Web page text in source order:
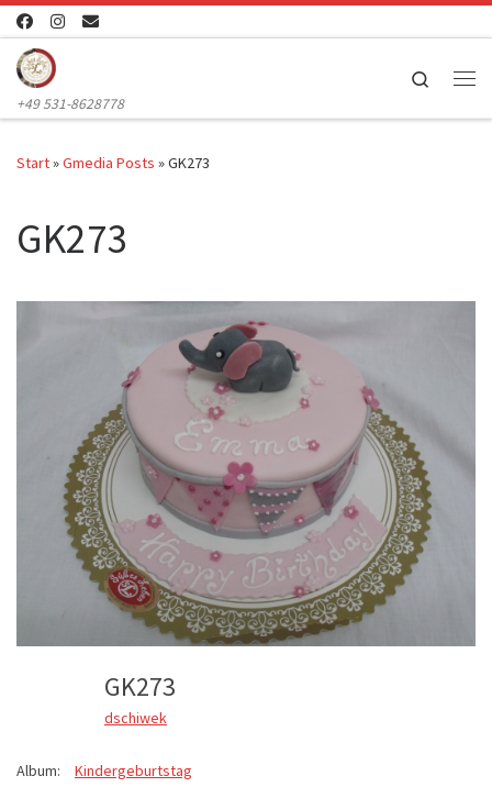
Zum Inhalt springen
+49 531-8628778
Search
Start»Gmedia Posts »GK273
GK273
GK273
dschiwek
Album:
Kindergeburtstag